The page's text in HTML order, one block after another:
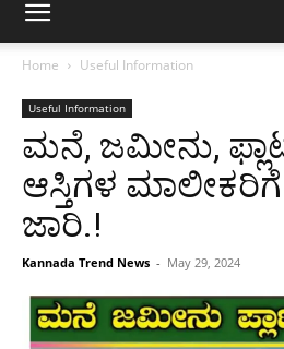
Home Useful Information
Useful Information
ಮನೆ, ಜಮೀನು,
ಆಸ್ತಿಗಳ
ಜಾರಿ.!
Kannada Trend News - May 29, 2024